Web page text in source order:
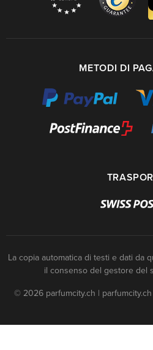
METODI DI
La copia automatica di testi e dati da
il consenso del gestore del
© 2026 parfumcity.ch | parfumcity.ch